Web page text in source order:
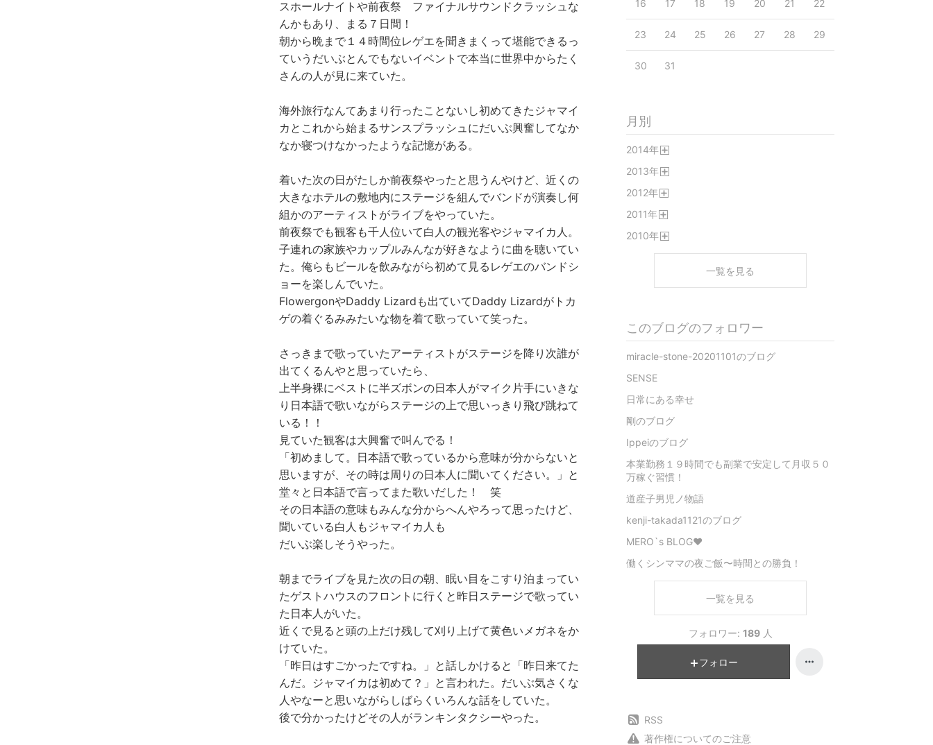
スホールナイトや前夜祭 ファイナルサウンドクラッシュな
んかもあり、まる７日間！
朝から晩まで１４時間位レゲエを聞きまくって堪能できるっ
ていうだいぶとんでもないイベントで本当に世界中からたく
さんの人が見に来ていた。
海外旅行なんてあまり行ったことないし初めてきたジャマイ
カとこれから始まるサンスプラッシュにだいぶ興奮してなか
なか寝つけなかったような記憶がある。
着いた次の日がたしか前夜祭やったと思うんやけど、近くの
大きなホテルの敷地内にステージを組んでバンドが演奏し何
組かのアーティストがライブをやっていた。
前夜祭でも観客も千人位いて白人の観光客やジャマイカ人。
子連れの家族やカップルみんなが好きなように曲を聴いてい
た。俺らもビールを飲みながら初めて見るレゲエのバンドシ
ョーを楽しんでいた。
FlowergonやDaddy Lizardも出ていてDaddy Lizardがトカ
ゲの着ぐるみみたいな物を着て歌っていて笑った。
さっきまで歌っていたアーティストがステージを降り次誰が
出てくるんやと思っていたら、
上半身裸にベストに半ズボンの日本人がマイク片手にいきな
り日本語で歌いながらステージの上で思いっきり飛び跳ねて
いる！！
見ていた観客は大興奮で叫んでる！
「初めまして。日本語で歌っているから意味が分からないと
思いますが、その時は周りの日本人に聞いてください。」と
堂々と日本語で言ってまた歌いだした！ 笑
その日本語の意味もみんな分からへんやろって思ったけど、
聞いている白人もジャマイカ人も
だいぶ楽しそうやった。
朝までライブを見た次の日の朝、眠い目をこすり泊まってい
たゲストハウスのフロントに行くと昨日ステージで歌ってい
た日本人がいた。
近くで見ると頭の上だけ残して刈り上げて黄色いメガネをか
けていた。
「昨日はすごかったですね。」と話しかけると「昨日来てた
んだ。ジャマイカは初めて？」と言われた。だいぶ気さくな
人やなーと思いながらしばらくいろんな話をしていた。
後で分かったけどその人がランキンタクシーやった。
16 17 18 19 20 21 22
23 24 25 26 27 28 29
30 31
月別
2014年
2013年
2012年
2011年
2010年
一覧を見る
このブログのフォロワー
miracle-stone-20201101のブログ
SENSE
日常にある幸せ
剛のブログ
Ippeiのブログ
本業勤務１９時間でも副業で安定して月収５０
万稼ぐ習慣！
道産子男児ノ物語
kenji-takada1121のブログ
MERO`s BLOG❤︎
働くシンママの夜ご飯〜時間との勝負！
一覧を見る
フォロワー: 189 人
フォロー
RSS
著作権についてのご注意